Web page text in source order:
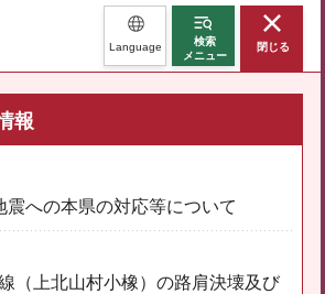
Language
検索
メニュー
閉じる
報
震への本県の対応等について
（上北山村小橡）の路肩決壊及び